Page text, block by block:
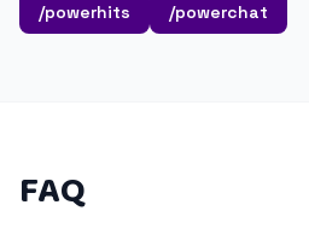
/powerhits
/powerchat
FAQ